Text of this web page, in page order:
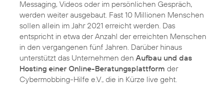
Messaging, Videos oder im persönlichen Gespräch,
werden weiter ausgebaut. Fast 10 Millionen Menschen
sollen allein im Jahr 2021 erreicht werden. Das
entspricht in etwa der Anzahl der erreichten Menschen
in den vergangenen fünf Jahren. Darüber hinaus
unterstützt das Unternehmen den Aufbau und das
Hosting einer Online-Beratungsplattform der
Cybermobbing-Hilfe e.V., die in Kürze live geht.